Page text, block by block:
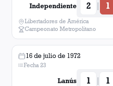
Independiente 2 | 1
Libertadores de América
Campeonato Metropolitano
16 de julio de 1972
Fecha 23
Lanús 1 | 1